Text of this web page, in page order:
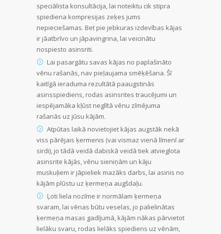
speciālista konsultācija, lai noteiktu cik stipra
spiediena kompresijas zeķes jums
nepieciešamas. Bet pie jebkuras izdevības kājas
ir jāatbrīvo un jāpavingrina, lai veicinātu
nospiesto asinsriti.
Lai pasargātu savas kājas no paplašināto
vēnu rašanās, nav pieļaujama smēķēšana. Šī
kaitīgā ieraduma rezultātā paaugstinās
asinsspiediens, rodas asinsrites traucējumi un
iespējamāka kļūst neglītā vēnu zīmējuma
rašanās uz jūsu kājām.
Atpūtas laikā novietojiet kājas augstāk nekā
viss pārējais ķermenis (vai vismaz vienā līmenī ar
sirdi), jo tādā veidā dabiskā veidā tiek atvieglota
asinsrite kājās, vēnu sieniņām un kāju
muskuļiem ir jāpieliek mazāks darbs, lai asinis no
kājām plūstu uz ķermeņa augšdaļu.
Ļoti liela nozīme ir normālam ķermeņa
svaram, lai vēnas būtu veselas, jo palielinātas
ķermeņa masas gadījumā, kājām nākas pārvietot
lielāku svaru, rodas lielāks spiediens uz vēnām,